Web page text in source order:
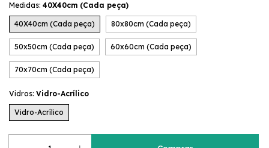
Medidas: 40X40cm (Cada peça)
40X40cm (Cada peça) 80x80cm (Cada peça)
50x50cm (Cada peça) 60x60cm (Cada peça)
70x70cm (Cada peça)
Vidros: Vidro-Acrílico
Vidro-Acrílico